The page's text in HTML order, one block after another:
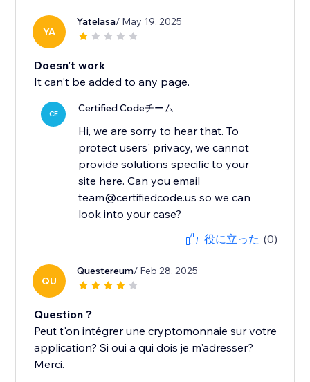
YA
Yatelasa/ May 19, 2025
Doesn't work
It can't be added to any page.
CE Certified Codeチーム
Hi, we are sorry to hear that. To
protect users' privacy, we cannot
provide solutions specific to your
site here. Can you email
team@certifiedcode.us so we can
look into your case?
役に立った (0)
QU
Questereum/ Feb 28, 2025
Question ?
Peut t'on intégrer une cryptomonnaie sur votre
application? Si oui a qui dois je m'adresser?
Merci.